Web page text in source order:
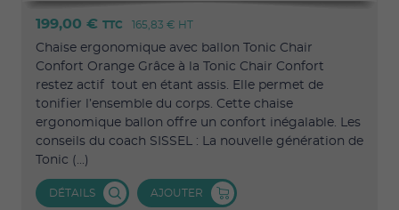
199,00 € TTC 165,83 € HT
Chaise ergonomique avec ballon Tonic Chair
Confort Orange Grâce à la Tonic Chair Confort
restez actif tout en étant assis. Elle permet de
tonifier l’ensemble du corps. Cette chaise
ergonomique ballon offre un confort inégalable. Les
conseils du coach SISSEL : La nouvelle génération de
Tonic (...)
DÉTAILS AJOUTER